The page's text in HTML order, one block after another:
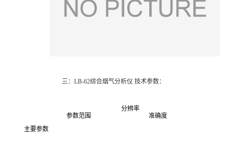
三：LB-62综合烟气分析仪 技术参数：
主要参数
参数范围
分辨率
准确度